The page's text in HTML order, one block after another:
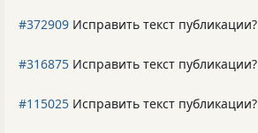
#372909 Исправить текст публикации?
#316875 Исправить текст публикации?
#115025 Исправить текст публикации?